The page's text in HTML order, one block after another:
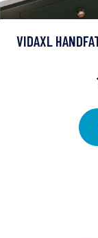
VIDAXL